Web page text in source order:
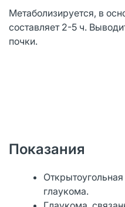
Метаболизируется, в
составляет 2-5 ч.
почки.
Показания
глаукома.